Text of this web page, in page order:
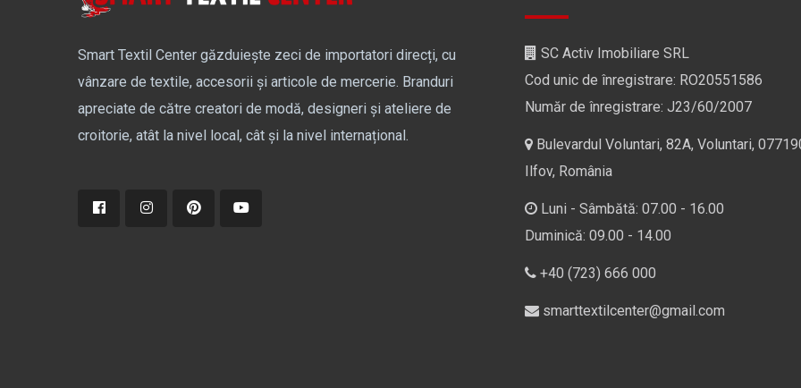
Smart Textil Center găzduiește zeci de importatori direcți, cu
vânzare de textile, accesorii și articole de mercerie. Branduri
apreciate de către creatori de modă, designeri și ateliere de
croitorie, atât la nivel local, cât și la nivel internațional.
SC Activ Imobiliare SRL
Cod unic de înregistrare: RO20551586
Număr de înregistrare: J23/60/2007
Bulevardul Voluntari, 82A, Voluntari,
Ilfov, România
Luni - Sâmbătă: 07.00 - 16.00
Duminică: 09.00 - 14.00
+40 (723) 666 000
smarttextilcenter@gmail.com